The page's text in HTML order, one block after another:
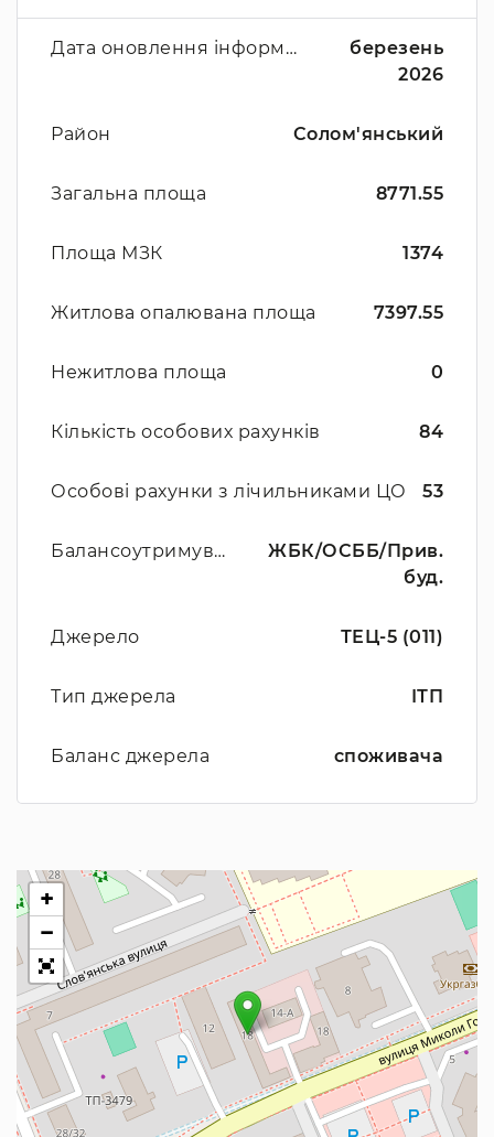
Дата оновлення інформації
березень
2026
Район Солом'янський
Загальна площа 8771.55
Площа МЗК 1374
Житлова опалювана площа 7397.55
Нежитлова площа 0
Кількість особових рахунків 84
Особові рахунки з лічильниками ЦО 53
Балансоутримувач
ЖБК/ОСББ/Прив.
буд.
Джерело ТЕЦ-5 (011)
Тип джерела ІТП
Баланс джерела споживача
+
−